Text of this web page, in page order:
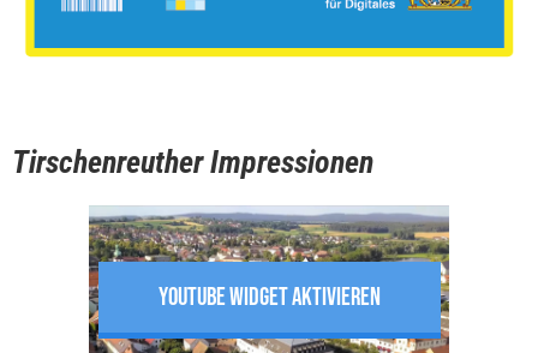
Tirschenreuther Impressionen
YOUTUBE WIDGET AKTIVIEREN